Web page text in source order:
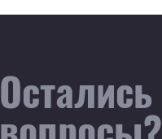
Остались